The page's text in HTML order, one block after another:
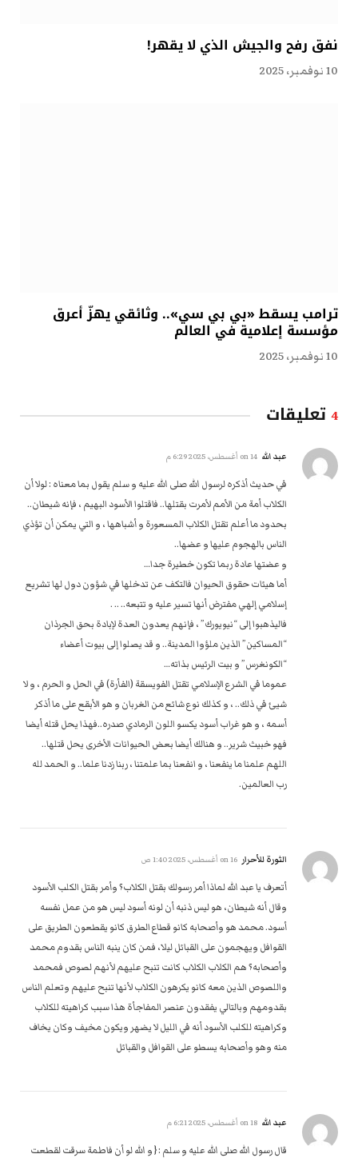
نفق رفح والجيش الذي لا يقهر!
10 نوفمبر، 2025
ترامب يسقط «بي بي سي».. وثائقي يهزّ أعرق
مؤسسة إعلامية في العالم
10 نوفمبر، 2025
4تعليقات
عبد الله 14 أغسطس، 2025 6:29 م
في حديث أذكره لرسول الله صلى الله عليه و سلم يقول بما معناه : لولا أن
الكلاب أمة من الأمم لأمرت بقتلها.. فاقتلوا الأسود البهيم ، فإنه شيطان..
بحدود ما أعلم تقتل الكلاب المسعورة و أشباهها ، و التي يمكن أن تؤذي
الناس بالهجوم عليها و عضها..
و عضتها عادة ربما تكون خطيرة جدا…
أما هيئات حقوق الحيوان فالتكف عن تدخلها في شؤون دول لها تشريع
إسلامي إلهي مفترض أنها تسير عليه و تتبعه.. .. . ‏‎
فاليذهبوا إلى “نيويورك” ، فإنهم يعدون العدة لإبادة بحق الجرذان
“المساكين” الذين ملؤوا المدينة.. و قد يصلوا إلى بيوت أعضاء
“الكونغرس” و بيت الرئيس بذاته…
عموما في الشرع الإسلامي تقتل الفويسقة (الفأرة) في الحل و الحرم ، و لا
شيئ في ذلك.. ، و كذلك نوع شائع من الغربان و هو الأبقع على ما أذكر
أسمه ، و هو غراب أسود يكسو اللون الرمادي صدره..فهذا يحل قتله أيضا
فهو خبيث شرير.. و هنالك أيضا بعض الحيوانات الأخرى يحل قتلها..
اللهم علمنا ما ينفعنا ، و انفعنا بما علمتنا ، ربنا زدنا علما.. و الحمد لله
رب العالمين.‏‎ ‎
الثورة للأحرار 16 أغسطس، 2025 1:40 ص
أتعرف يا عبد الله لماذا أمر رسولك بقتل الكلاب؟ وأمر بقتل الكلب الأسود
وقال أنه شيطان، هو ليس ذنبه أن لونه أسود ليس هو من عمل نفسه
أسود. محمد هو وأصحابه كانو قطاع الطرق كانو يقطعون الطريق على
القوافل ويهجمون على القبائل ليلا، فمن كان ينبه الناس بقدوم محمد
وأصحابه؟ هم الكلاب الكلاب كانت تنبح عليهم لأنهم لصوص فمحمد
واللصوص الذين معه كانو يكرهون الكلاب لأنها تنبح عليهم وتعلم الناس
بقدومهم وبالتالي يفقدون عنصر المفاجأة هذا سبب كراهيته للكلاب
وكراهيته للكلب الأسود أنه في الليل لا يضهر ويكون مخيف وكان يخاف
منه وهو وأصحابه يسطو على القوافل والقبائل
عبد الله 18 أغسطس، 2025 6:21 م
قال رسول الله صلى الله عليه و سلم : { و الله لو أن فاطمة سرقت لقطعت